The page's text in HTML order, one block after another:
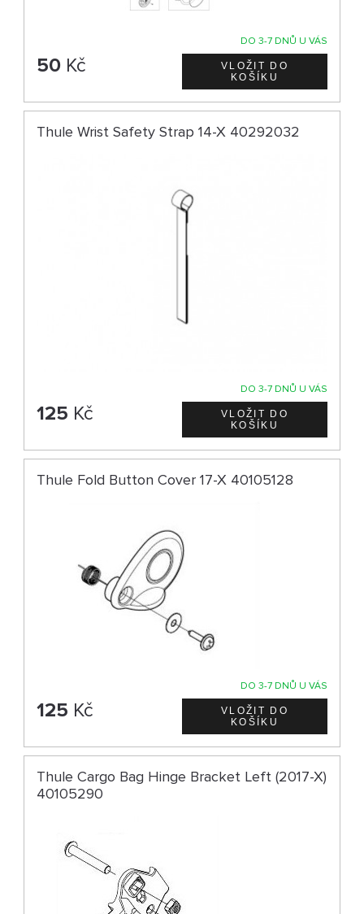
DO 3-7 DNŮ U VÁS
50 Kč
Thule Wrist Safety Strap 14-X 40292032
DO 3-7 DNŮ U VÁS
125 Kč
Thule Fold Button Cover 17-X 40105128
DO 3-7 DNŮ U VÁS
125 Kč
Thule Cargo Bag Hinge Bracket Left (2017-X)
40105290